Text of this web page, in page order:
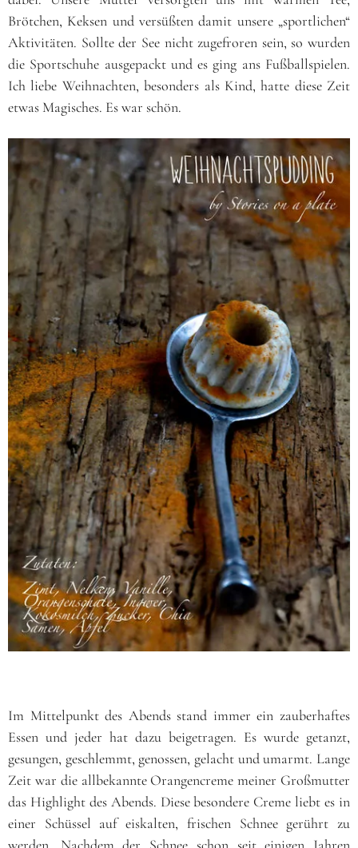
Brötchen, Keksen und versüßten damit unsere „sportlichen“
Aktivitäten. Sollte der See nicht zugefroren sein, so wurden
die Sportschuhe ausgepackt und es ging ans Fußballspielen.
Ich liebe Weihnachten, besonders als Kind, hatte diese Zeit
etwas Magisches. Es war schön.
Im Mittelpunkt des Abends stand immer ein zauberhaftes
Essen und jeder hat dazu beigetragen. Es wurde getanzt,
gesungen, geschlemmt, genossen, gelacht und umarmt. Lange
Zeit war die allbekannte Orangencreme meiner Großmutter
das Highlight des Abends. Diese besondere Creme liebt es in
einer Schüssel auf eiskalten, frischen Schnee gerührt zu